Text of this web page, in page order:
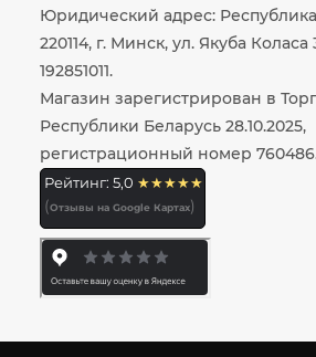
Юридический адрес:
220114, г. Минск, ул. Якуба
192851011.
Магазин зарегистрирован в
Республики Беларусь 28.10.2025,
регистрационный номер
Рейтинг: 5,0 ★★★★★
(Отзывы на Google Картах)